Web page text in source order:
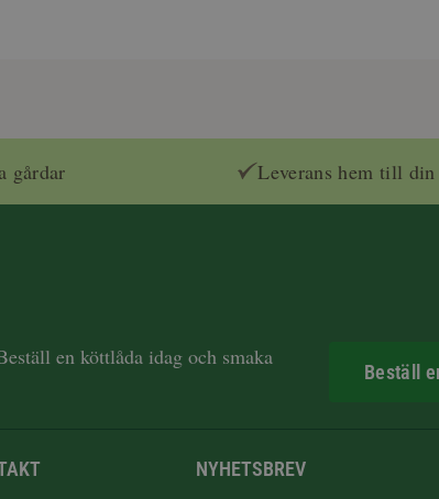
gårdar Leverans hem till
en köttlåda idag och smaka
Beställ
NYHETSBREV